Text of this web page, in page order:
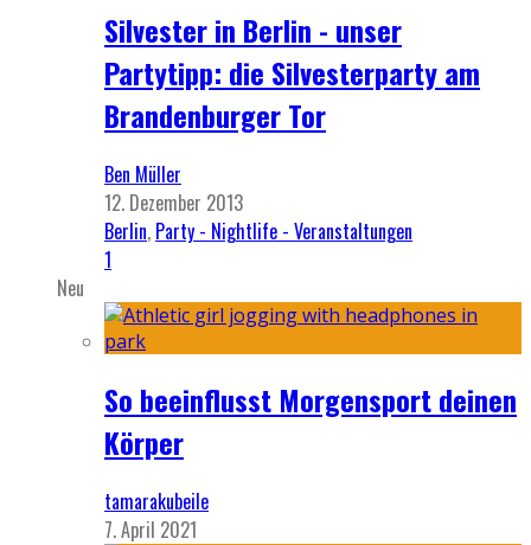
Silvester in Berlin - unser
Partytipp: die Silvesterparty am
Brandenburger Tor
Ben Müller
12. Dezember 2013
Berlin, Party - Nightlife - Veranstaltungen
1
Neu
So beeinflusst Morgensport deinen
Körper
tamarakubeile
7. April 2021